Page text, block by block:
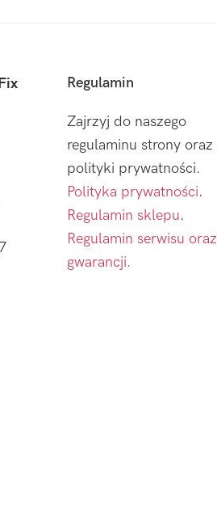
Regulamin
Zajrzyj do naszego
regulaminu strony oraz
polityki prywatności.
Polityka prywatności.
Regulamin sklepu.
Regulamin serwisu oraz
gwarancji.